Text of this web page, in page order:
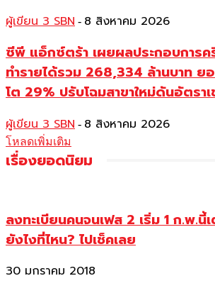
ผู้เขียน 3 SBN - 8 สิงหาคม 2026
ซีพี แอ็กซ์ตร้า เผยผลประกอบการ
ทำรายได้รวม 268,334 ล้านบาท ย
โต 29% ปรับโฉมสาขาใหม่ดันอัตรา
ผู้เขียน 3 SBN - 8 สิงหาคม 2026
โหลดเพิ่มเติม
เรื่องยอดนิยม
ลงทะเบียนคนจนเฟส 2 เริ่ม 1 ก.พ.นี้
ยังไงที่ไหน? ไปเช็คเลย
30 มกราคม 2018